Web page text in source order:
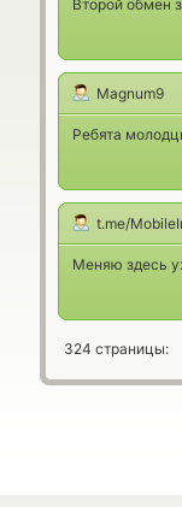
Второй обмен
Magnum9
Ребята
t.me/
Меняю здесь
324 страницы: